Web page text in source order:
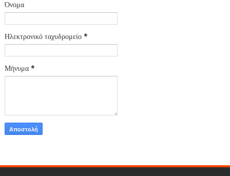
Όνομα
Ηλεκτρονικό ταχυδρομείο *
Μήνυμα *